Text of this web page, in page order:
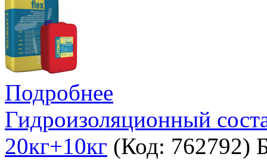
Подробнее
Гидроизоляционный
20кг+10кг (Код: 762792)